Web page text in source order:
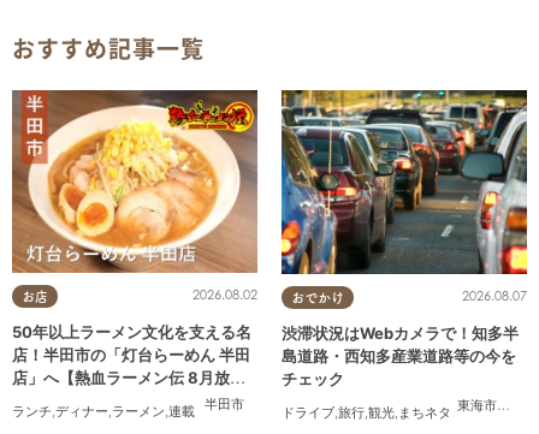
おすすめ記事一覧
お店
半田市
2026.08.02
50年以上ラーメン文化を支える名
店！半田市の「灯台らーめん 半田
店」へ【熱血ラーメン伝 8月放
ランチ,ディナー,ラーメン,連載
おでかけ
東海市
,大府
2026.08.07
渋滞状況はWebカメラで！知多半
島道路・西知多産業道路等の今を
チェック
ドライブ 旅行 観光 まちネタ